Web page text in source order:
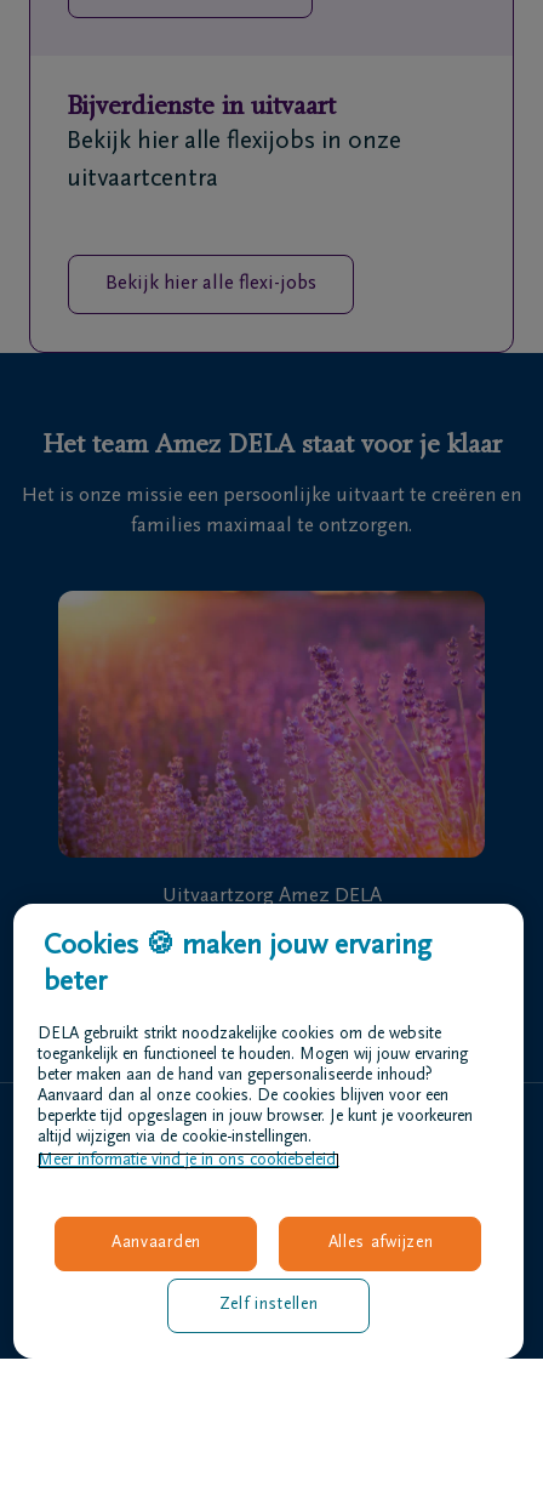
Bijverdienste in uitvaart
Bekijk hier alle flexijobs in onze
uitvaartcentra
Bekijk hier alle flexi-jobs
Het team Amez DELA staat voor je klaar
Het is onze missie een persoonlijke uitvaart te creëren en
families maximaal te ontzorgen.
Uitvaartzorg Amez DELA
Olmstraat 15 8790 Waregem
Home
Uitvaart regelen
Overlijdensberichten
Ons uitvaartcentrum
Veelgestelde vragen
Cookies 🍪 maken jouw ervaring
beter
DELA gebruikt strikt noodzakelijke cookies om de website
toegankelijk en functioneel te houden. Mogen wij jouw ervaring
beter maken aan de hand van gepersonaliseerde inhoud?
Aanvaard dan al onze cookies. De cookies blijven voor een
beperkte tijd opgeslagen in jouw browser. Je kunt je voorkeuren
altijd wijzigen via de cookie-instellingen.
Meer informatie vind je in ons cookiebeleid.
Aanvaarden Alles afwijzen
Zelf instellen